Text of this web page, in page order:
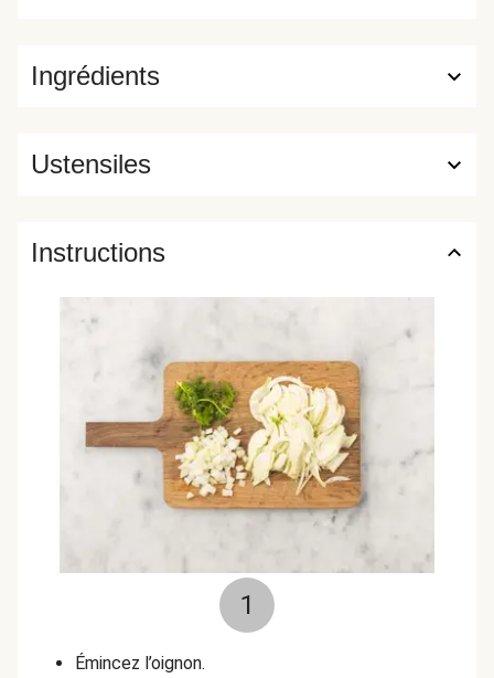
Ingrédients
Ustensiles
Instructions
1
Émincez l’oignon.